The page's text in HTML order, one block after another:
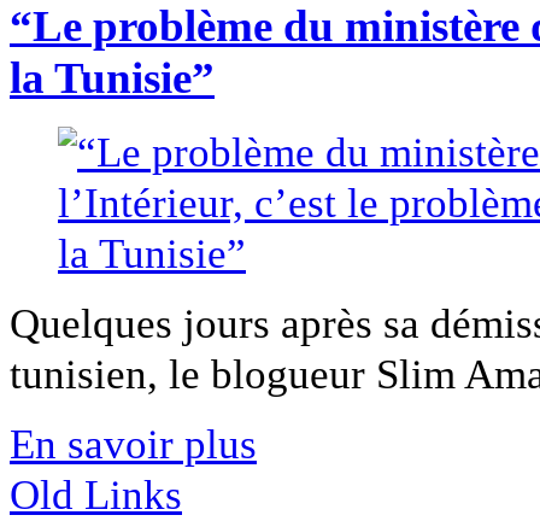
“Le problème du ministère
la Tunisie”
Quelques jours après sa
tunisien, le blogueur Slim
En savoir plus
Old Links